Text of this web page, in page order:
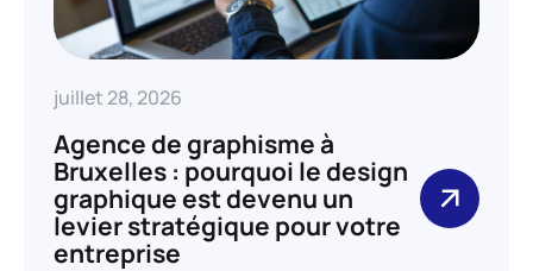
juillet 28, 2026
Agence de graphisme à
Bruxelles : pourquoi le design
graphique est devenu un
levier stratégique pour votre
entreprise